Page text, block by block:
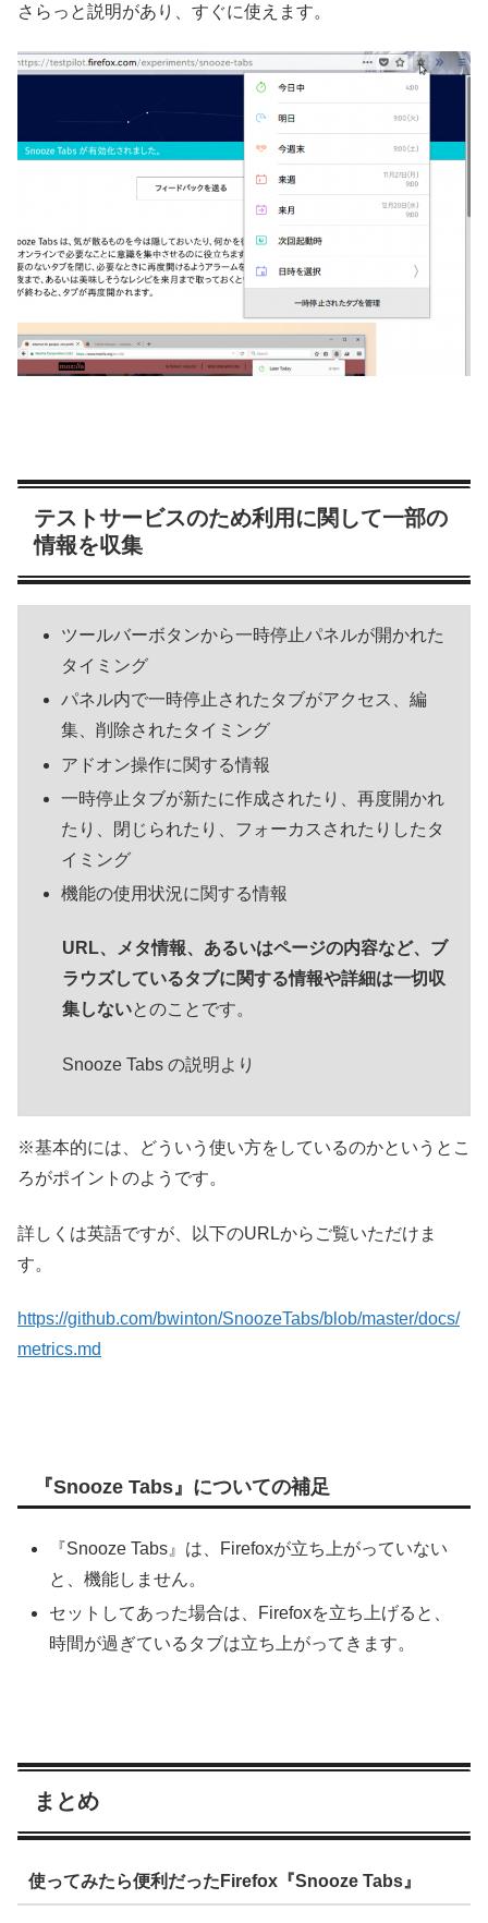
さらっと説明があり、すぐに使えます。
テストサービスのため利用に関して一部の
情報を収集
ツールバーボタンから一時停止パネルが開かれた
タイミング
パネル内で一時停止されたタブがアクセス、編
集、削除されたタイミング
アドオン操作に関する情報
一時停止タブが新たに作成されたり、再度開かれ
たり、閉じられたり、フォーカスされたりしたタ
イミング
機能の使用状況に関する情報
URL、メタ情報、あるいはページの内容など、ブ
ラウズしているタブに関する情報や詳細は一切収
集しないとのことです。
Snooze Tabs の説明より
※基本的には、どういう使い方をしているのかというとこ
ろがポイントのようです。
詳しくは英語ですが、以下のURLからご覧いただけま
す。
https://github.com/bwinton/SnoozeTabs/blob/master/docs/
metrics.md
『Snooze Tabs』についての補足
『Snooze Tabs』は、Firefoxが立ち上がっていない
と、機能しません。
セットしてあった場合は、Firefoxを立ち上げると、
時間が過ぎているタブは立ち上がってきます。
まとめ
使ってみたら便利だったFirefox『Snooze Tabs』